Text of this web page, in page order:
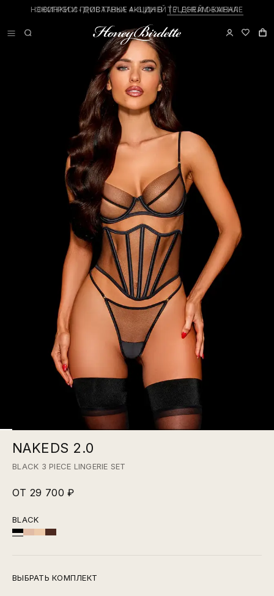
ЭКСПРЕСС-ДОСТАВКА 4-6 ДНЕЙ | 7 ДНЕЙ ОБМЕНА
NAKEDS 2.0
BLACK 3 PIECE LINGERIE SET
ОТ 29 700 ₽
BLACK
ВЫБРАТЬ КОМПЛЕКТ